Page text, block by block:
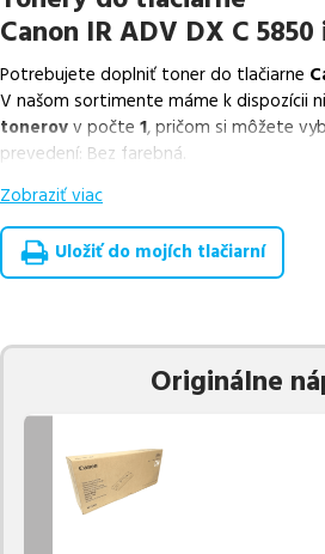
Canon IR ADV DX C 5850
Potrebujete doplniť toner do tlačiarne
V našom sortimente máme k dispozícii
tonerovv počte 1, pričom si môžete
prevedení: Bez farebná.
Z uvedeného množstva dostupných
náplnev počte1ks.
Celá táto certifikovaná ponuka, spĺňajúca
Vieme, že pri nákupe zohráva dôležitú
pravidelne naskladňovať
dispozícii na odoslanie.
ponuke 1 ks tonerov,
Ak si pri výbere nie ste istí, ktoré
najvhodnejšie, alebo máte akékoľvek
Zobraziť viac
Uložiť do mojích tlačiarní
Originálne